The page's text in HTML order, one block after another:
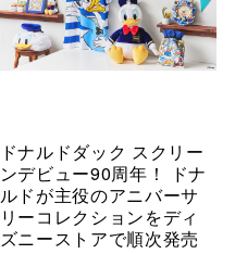
ドナルドダック スクリー
ンデビュー90周年！ ドナ
ルドが主役のアニバーサ
リーコレクションをディ
ズニーストアで順次発売